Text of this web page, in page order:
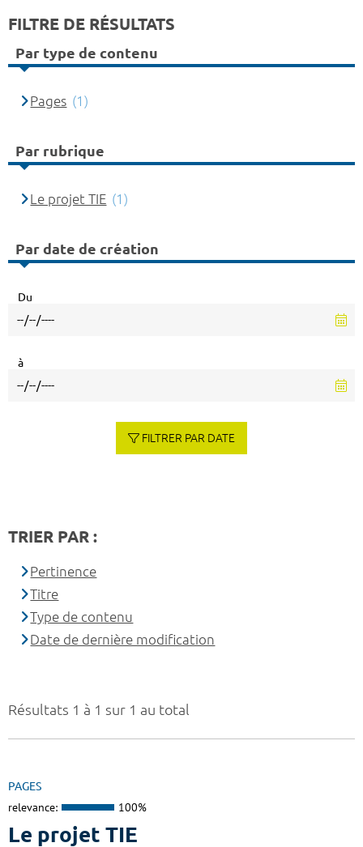
Résultats 1 à 1 sur 1 au total
PAGES
relevance: 100%
Le projet TIE
FILTRE DE RÉSULTATS
Par type de contenu
Pages (1)
Par rubrique
Le projet TIE (1)
Par date de création
Du
à
FILTRER PAR DATE
TRIER PAR :
Pertinence
Titre
Type de contenu
Date de dernière modification